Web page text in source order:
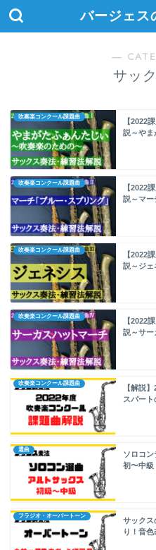
バージェス
―
サッ
吹奏楽コンクール課題曲
【2022
説～やま
吹奏楽コンクール課題曲
【2022
説～マー
吹奏楽コンクール課題曲
【2022
説～ジェ
吹奏楽コンクール課題曲
【2022
説～サー
吹奏楽コンクール課題曲
【解説
スパート
選曲
ソロコ
初〜中級
フラジオ・オーバートーン
サックス
り！音